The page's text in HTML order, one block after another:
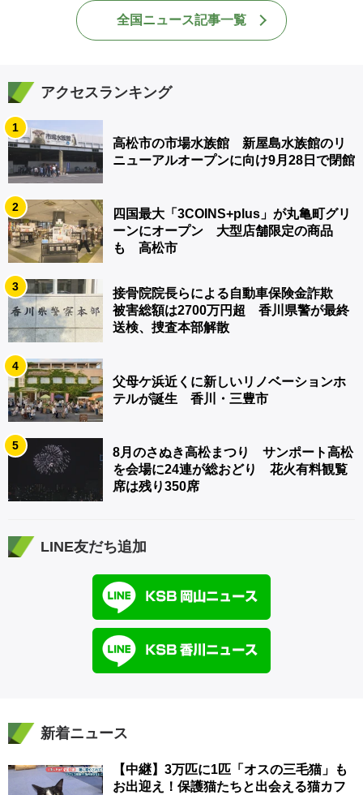
全国ニュース記事一覧
アクセスランキング
1
高松市の市場水族館 新屋島水族館のリ
ニューアルオープンに向け9月28日で閉館
2
四国最大「3COINS+plus」が丸亀町グリ
ーンにオープン 大型店舗限定の商品
も 高松市
3
接骨院院長らによる自動車保険金詐欺
被害総額は2700万円超 香川県警が最終
送検、捜査本部解散
4
父母ケ浜近くに新しいリノベーションホ
テルが誕生 香川・三豊市
5
8月のさぬき高松まつり サンポート高松
を会場に24連が総おどり 花火有料観覧
席は残り350席
LINE友だち追加
新着ニュース
【中継】3万匹に1匹「オスの三毛猫」も
お出迎え！保護猫たちと出会える猫カフ